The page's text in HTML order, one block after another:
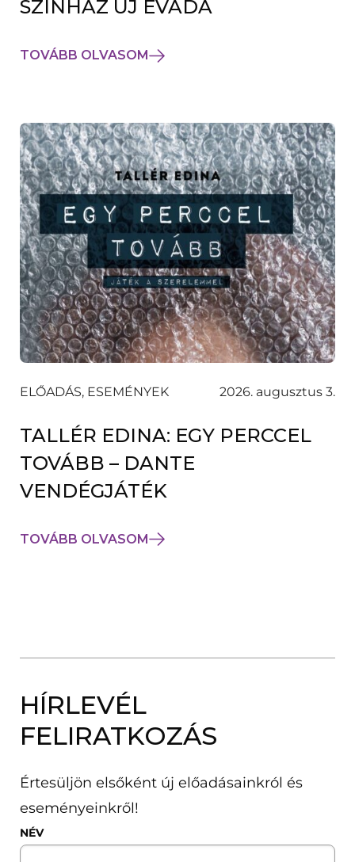
SZÍNHÁZ ÚJ ÉVADA
TOVÁBB OLVASOM
ELŐADÁS, ESEMÉNYEK 2026. augusztus 3.
TALLÉR EDINA: EGY PERCCEL
TOVÁBB – DANTE
VENDÉGJÁTÉK
TOVÁBB OLVASOM
HÍRLEVÉL
FELIRATKOZÁS
Értesüljön elsőként új előadásainkról és
eseményeinkről!
NÉV